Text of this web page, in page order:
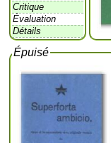
Critique
Évaluation
Détails
Épuisé